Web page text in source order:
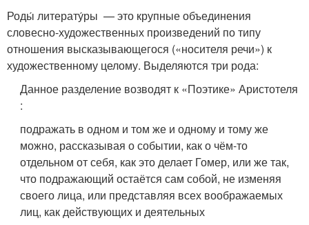
Роды́ литерату́ры — это крупные объединения
словесно-художественных произведений по типу
отношения высказывающегося («носителя речи») к
художественному целому. Выделяются три рода:
Данное разделение возводят к «Поэтике» Аристотеля
:
подражать в одном и том же и одному и тому же
можно, рассказывая о событии, как о чём-то
отдельном от себя, как это делает Гомер, или же так,
что подражающий остаётся сам собой, не изменяя
своего лица, или представляя всех воображаемых
лиц, как действующих и деятельных